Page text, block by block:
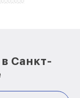
Санкт-